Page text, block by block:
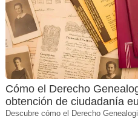
Cómo el Derecho
obtención de ciudadanía
Descubre cómo el Derecho